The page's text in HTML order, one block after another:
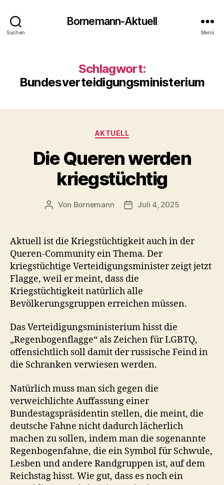
Suchen
Bornemann-Aktuell
Menü
Schlagwort:
Bundesverteidigungsministerium
Kategorien
AKTUELL
Die Queren werden
kriegstüchtig
Beitragsautor
Von Bornemann Veröffentlichungsdatum
Juli 4, 2025
Aktuell ist die Kriegstüchtigkeit auch in der
Queren-Community ein Thema. Der
kriegstüchtige Verteidigungsminister zeigt jetzt
Flagge, weil er meint, dass die
Kriegstüchtigkeit natürlich alle
Bevölkerungsgruppen erreichen müssen.
Das Verteidigungsministerium hisst die
„Regenbogenflagge“ als Zeichen für LGBTQ,
offensichtlich soll damit der russische Feind in
die Schranken verwiesen werden.
Natürlich muss man sich gegen die
verweichlichte Auffassung einer
Bundestagspräsidentin stellen, die meint, die
deutsche Fahne nicht dadurch lächerlich
machen zu sollen, indem man die sogenannte
Regenbogenfahne, die ein Symbol für Schwule,
Lesben und andere Randgruppen ist, auf dem
Reichstag hisst. Wie gut, dass es noch ein